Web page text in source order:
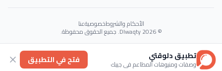
الأحكام والشروطخصوصيةعنا
© 2026 Dlwaqty. جميع الحقوق محفوظة.
Powered byGAIT
تطبيق دلوقتي
وصفات ومنيوهات المطاعم في جيبك فتح في التطبيق